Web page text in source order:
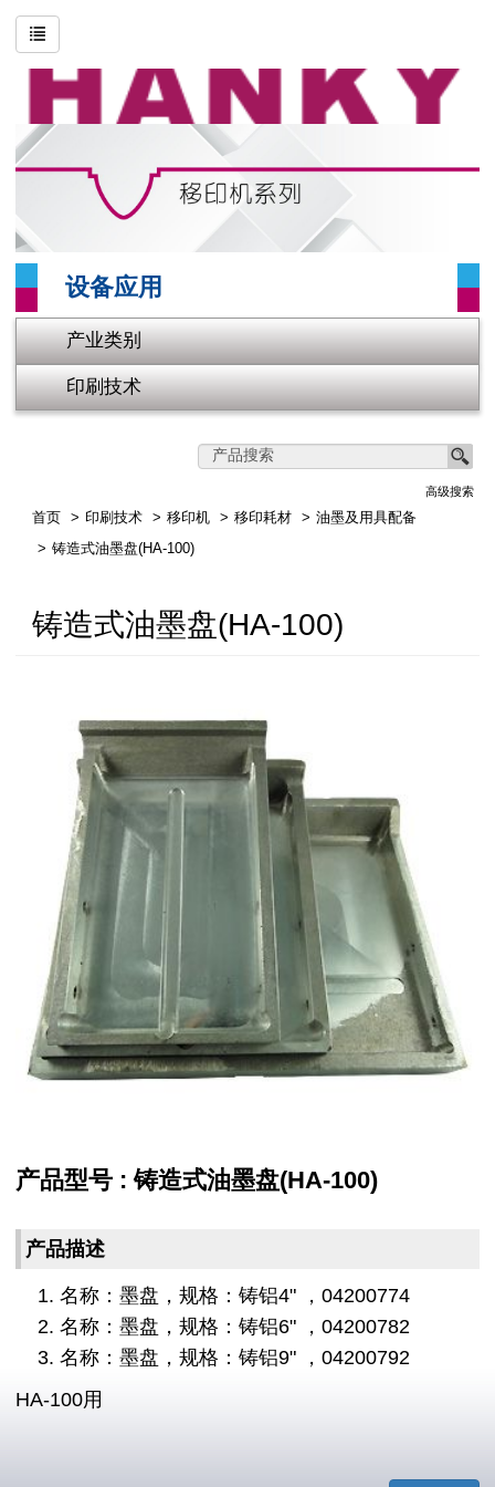
设备应用
产业类别
印刷技术
高级搜索
首页 印刷技术 移印机 移印耗材 油墨及用具配备
铸造式油墨盘(HA-100)
铸造式油墨盘(HA-100)
产品型号 : 铸造式油墨盘(HA-100)
产品描述
名称：墨盘，规格：铸铝4" ，04200774
名称：墨盘，规格：铸铝6" ，04200782
名称：墨盘，规格：铸铝9" ，04200792
HA-100用
高级搜索
公司简介
产业类别
影片专区
联系我们
繁体中文